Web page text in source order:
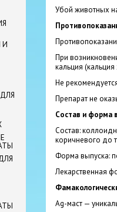
И
Убой животных
При
кальция
Не
Препарат не
Состав и форма
Состав:
коричневого до
Форма выпуска:
Лекарственная
Ag-маст —